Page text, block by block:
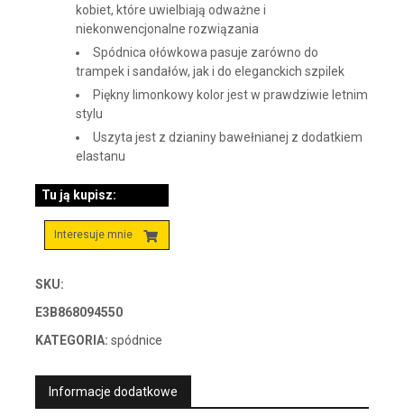
kobiet, które uwielbiają odważne i
niekonwencjonalne rozwiązania
Spódnica ołówkowa pasuje zarówno do
trampek i sandałów, jak i do eleganckich szpilek
Piękny limonkowy kolor jest w prawdziwie letnim
stylu
Uszyta jest z dzianiny bawełnianej z dodatkiem
elastanu
Tu ją kupisz:
Interesuje mnie
SKU:
E3B868094550
KATEGORIA: spódnice
Informacje dodatkowe